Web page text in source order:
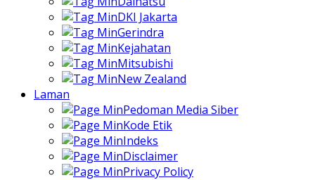
DKI Jakarta
Gerindra
Kejahatan
Mitsubishi
New Zealand
Laman
Pedoman Media Siber
Kode Etik
Indeks
Disclaimer
Privacy Policy